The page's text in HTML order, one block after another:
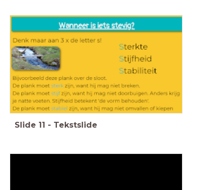
Slide 11 - Tekstslide